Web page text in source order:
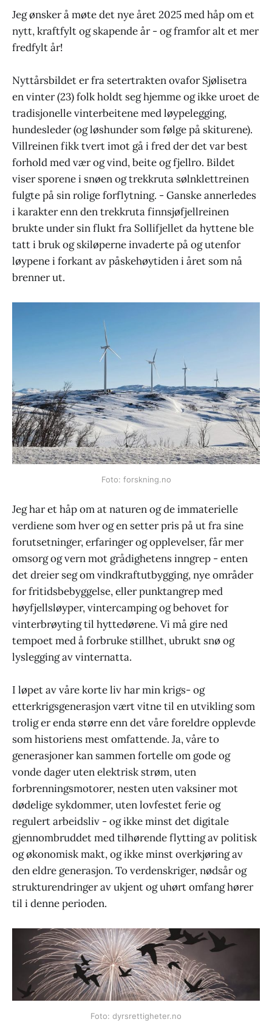
Jeg ønsker å møte det nye året 2025 med håp om et
nytt, kraftfylt og skapende år - og framfor alt et mer
fredfylt år!
Nyttårsbildet er fra setertrakten ovafor Sjølisetra
en vinter (23) folk holdt seg hjemme og ikke uroet de
tradisjonelle vinterbeitene med løypelegging,
hundesleder (og løshunder som følge på skiturene).
Villreinen fikk tvert imot gå i fred der det var best
forhold med vær og vind, beite og fjellro. Bildet
viser sporene i snøen og trekkruta sølnklettreinen
fulgte på sin rolige forflytning. - Ganske annerledes
i karakter enn den trekkruta finnsjøfjellreinen
brukte under sin flukt fra Sollifjellet da hyttene ble
tatt i bruk og skiløperne invaderte på og utenfor
løypene i forkant av påskehøytiden i året som nå
brenner ut.
Foto: forskning.no
Jeg har et håp om at naturen og de immaterielle
verdiene som hver og en setter pris på ut fra sine
forutsetninger, erfaringer og opplevelser, får mer
omsorg og vern mot grådighetens inngrep - enten
det dreier seg om vindkraftutbygging, nye områder
for fritidsbebyggelse, eller punktangrep med
høyfjellsløyper, vintercamping og behovet for
vinterbrøyting til hyttedørene. Vi må gire ned
tempoet med å forbruke stillhet, ubrukt snø og
lyslegging av vinternatta.
I løpet av våre korte liv har min krigs- og
etterkrigsgenerasjon vært vitne til en utvikling som
trolig er enda større enn det våre foreldre opplevde
som historiens mest omfattende. Ja, våre to
generasjoner kan sammen fortelle om gode og
vonde dager uten elektrisk strøm, uten
forbrenningsmotorer, nesten uten vaksiner mot
dødelige sykdommer, uten lovfestet ferie og
regulert arbeidsliv - og ikke minst det digitale
gjennombruddet med tilhørende flytting av politisk
og økonomisk makt, og ikke minst overkjøring av
den eldre generasjon. To verdenskriger, nødsår og
strukturendringer av ukjent og uhørt omfang hører
til i denne perioden.
Foto: dyrsrettigheter.no